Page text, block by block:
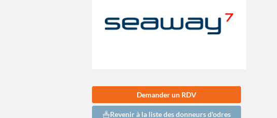
Demander un RDV
Revenir à la liste des donneurs d'odres